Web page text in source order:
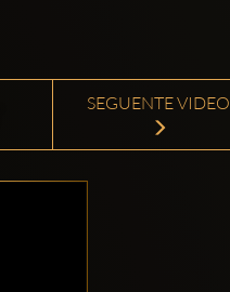
SEGUENTE VIDEO